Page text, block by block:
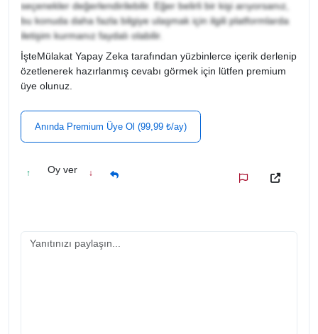
seçenekler değerlendirilebilir. Eğer belirli bir kişi arıyorsanız,
bu konuda daha fazla bilgiye ulaşmak için ilgili platformlarda
iletişim kurmanız faydalı olabilir.
İşteMülakat Yapay Zeka tarafından yüzbinlerce içerik derlenip
özetlenerek hazırlanmış cevabı görmek için lütfen premium
üye olunuz.
Anında Premium Üye Ol (99,99 ₺/ay)
↑ Oy ver ↓